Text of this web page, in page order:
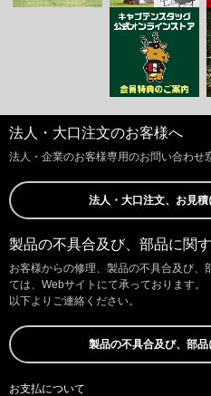
法人・大口注文のお客様へ
法人・企業のお客様専用のお問い合わせ
法人・大口注文、お見
製品の不具合及び、部品に関
お客様からの修理、製品の不具合及び、
ては、Webサイトにて承っております。
以下よりご連絡ください。
製品の不具合及び、部
お支払について